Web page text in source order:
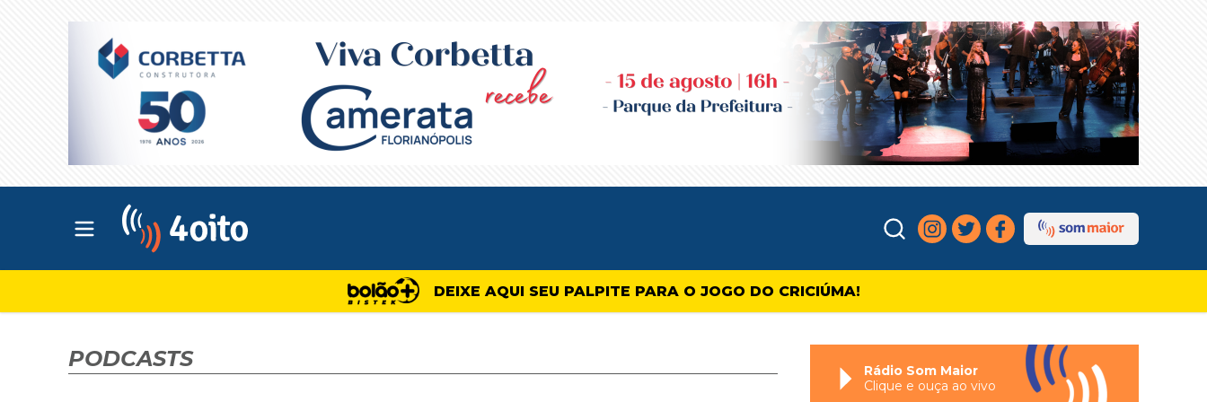
Abrir menu principal
DEIXE AQUI SEU PALPITE PARA O JOGO DO CRICIÚMA!
PODCASTS
Rádio Som Maior
Clique e ouça ao vivo